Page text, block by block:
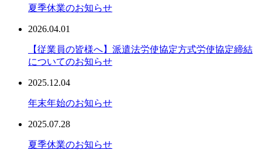
夏季休業のお知らせ
2026.04.01
【従業員の皆様へ】派遣法労使協定方式労使協定締結
についてのお知らせ
2025.12.04
年末年始のお知らせ
2025.07.28
夏季休業のお知らせ